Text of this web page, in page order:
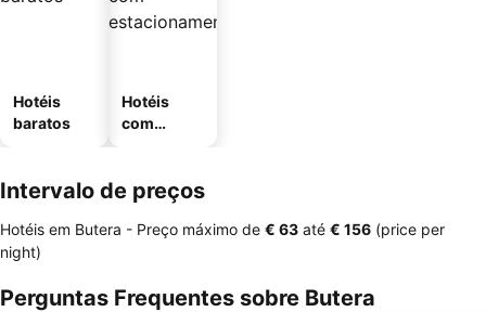
Hotéis
baratos
Hotéis
com
Intervalo de preços
Hotéis em Butera - Preço máximo de ‎€ 63 até ‎€ 156 (price per
night)
Perguntas Frequentes sobre Butera